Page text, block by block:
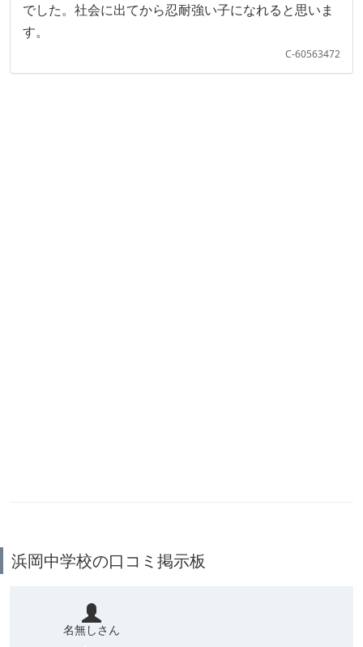
でした。社会に出てから忍耐強い子になれると思いま
す。
C-60563472
浜岡中学校の口コミ掲示板
名無しさん